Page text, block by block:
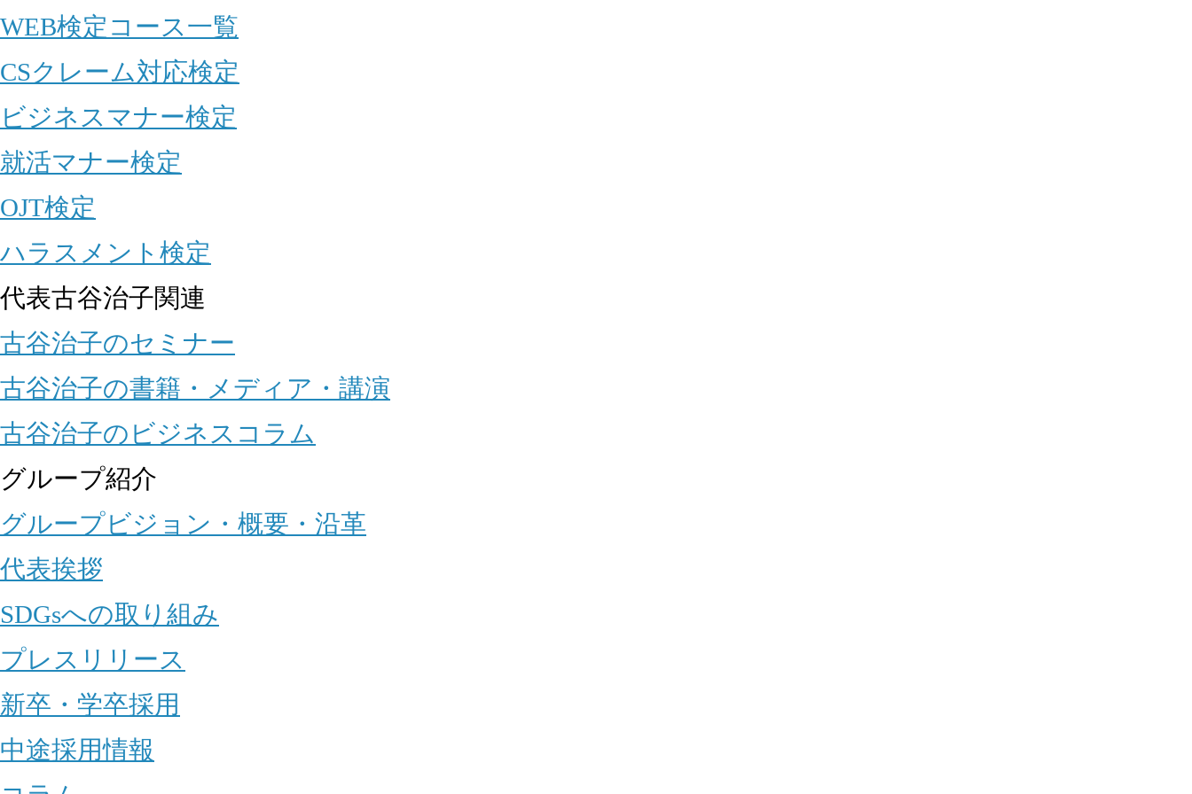
WEB検定コース一覧
CSクレーム対応検定
ビジネスマナー検定
就活マナー検定
OJT検定
ハラスメント検定
代表古谷治子関連
古谷治子のセミナー
古谷治子の書籍・メディア・講演
古谷治子のビジネスコラム
グループ紹介
グループビジョン・概要・沿革
代表挨拶
SDGsへの取り組み
プレスリリース
新卒・学卒採用
中途採用情報